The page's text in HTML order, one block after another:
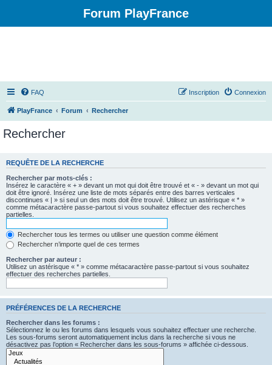
Forum PlayFrance
FAQ Connexion
Inscription
PlayFrance Forum Rechercher
Rechercher
REQUÊTE DE LA RECHERCHE
Rechercher par mots-clés :
Insérez le caractère « + » devant un mot qui doit être trouvé et « - » devant un mot qui
doit être ignoré. Insérez une liste de mots séparés entre des barres verticales
discontinues « | » si seul un des mots doit être trouvé. Utilisez un astérisque « * »
comme métacaractère passe-partout si vous souhaitez effectuer des recherches
partielles.
Rechercher tous les termes ou utiliser une question comme élément
Rechercher n’importe quel de ces termes
Rechercher par auteur :
Utilisez un astérisque « * » comme métacaractère passe-partout si vous souhaitez
effectuer des recherches partielles.
PRÉFÉRENCES DE LA RECHERCHE
Rechercher dans les forums :
Sélectionnez le ou les forums dans lesquels vous souhaitez effectuer une recherche.
Les sous-forums seront automatiquement inclus dans la recherche si vous ne
désactivez pas l’option « Rechercher dans les sous-forums » affichée ci-dessous.